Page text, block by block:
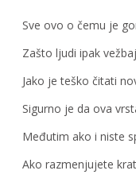
Sve ovo o čemu je
Zašto ljudi ipak
Jako je teško čitati
Sigurno je da ova
Međutim ako i niste
Ako razmenjujete